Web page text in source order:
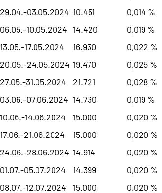
29.04.-03.05.2024 10.451 0,014 %
06.05.-10.05.2024
14.420 0,019 %
13.05.-17.05.2024
16.930 0,022 %
20.05.-24.05.2024 19.470 0,025 %
27.05.-31.05.2024
21.721 0,028 %
03.06.-07.06.2024 14.730 0,019 %
10.06.-14.06.2024
15.000 0,020 %
17.06.-21.06.2024
15.000 0,020 %
24.06.-28.06.2024 14.914 0,020 %
01.07.-05.07.2024
14.399 0,020 %
08.07.-12.07.2024
15.000 0,020 %